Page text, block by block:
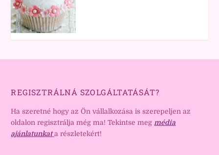
REGISZTRÁLNÁ SZOLGÁLTATÁSÁT?
Ha szeretné hogy az Ön vállalkozása is szerepeljen az
oldalon regisztrálja még ma! Tekintse meg média
ajánlatunkat a részletekért!